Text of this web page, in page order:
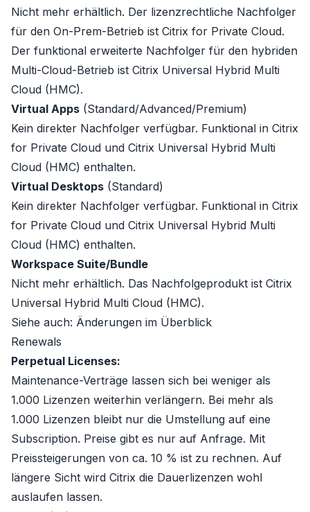
Nicht mehr erhältlich. Der lizenzrechtliche Nachfolger
für den On-Prem-Betrieb ist Citrix for Private Cloud.
Der funktional erweiterte Nachfolger für den hybriden
Multi-Cloud-Betrieb ist Citrix Universal Hybrid Multi
Cloud (HMC).
Virtual Apps (Standard/Advanced/Premium)
Kein direkter Nachfolger verfügbar. Funktional in Citrix
for Private Cloud und Citrix Universal Hybrid Multi
Cloud (HMC) enthalten.
Virtual Desktops (Standard)
Kein direkter Nachfolger verfügbar. Funktional in Citrix
for Private Cloud und Citrix Universal Hybrid Multi
Cloud (HMC) enthalten.
Workspace Suite/Bundle
Nicht mehr erhältlich. Das Nachfolgeprodukt ist Citrix
Universal Hybrid Multi Cloud (HMC).
Siehe auch: Änderungen im Überblick
Renewals
Perpetual Licenses:
Maintenance-Verträge lassen sich bei weniger als
1.000 Lizenzen weiterhin verlängern. Bei mehr als
1.000 Lizenzen bleibt nur die Umstellung auf eine
Subscription. Preise gibt es nur auf Anfrage. Mit
Preissteigerungen von ca. 10 % ist zu rechnen. Auf
längere Sicht wird Citrix die Dauerlizenzen wohl
auslaufen lassen.